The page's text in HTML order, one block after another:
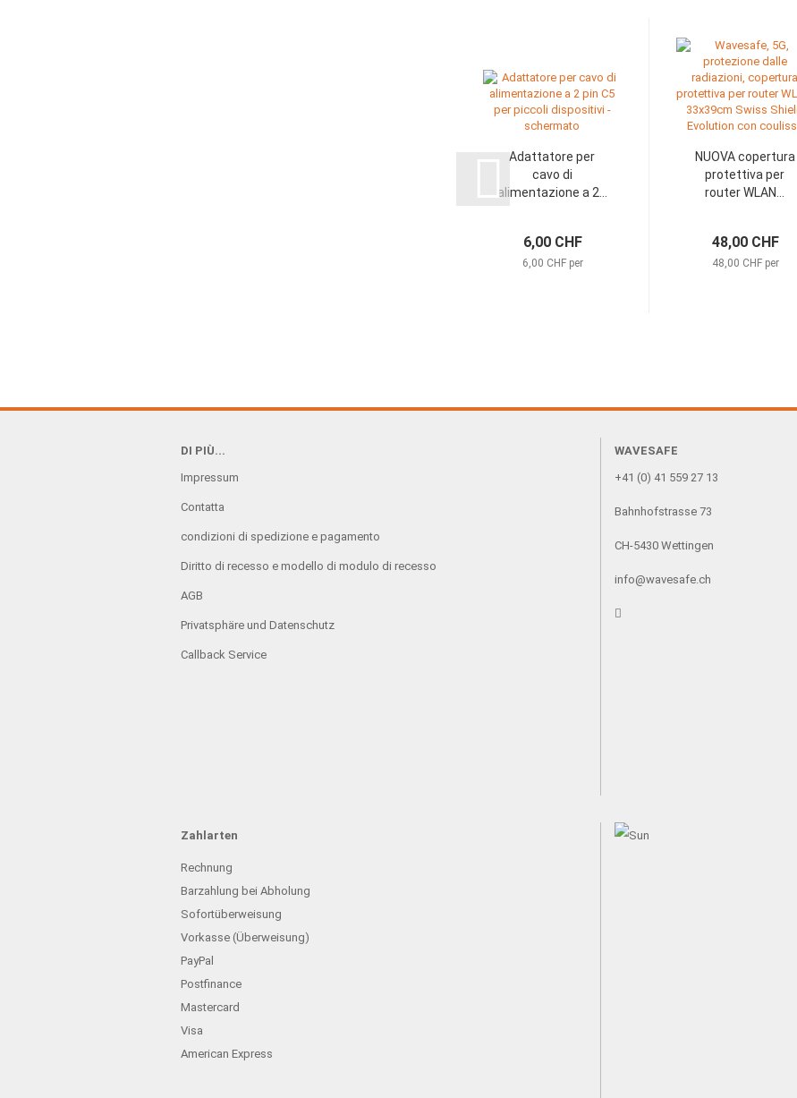
Adattatore per
cavo di
alimentazione a 2...
6,00 CHF
6,00 CHF per
NUOVA copertura
protettiva per
router WLAN...
48,00 CHF
48,00 CHF per
DI PIÙ...
Impressum
Contatta
condizioni di spedizione e pagamento
Diritto di recesso e modello di modulo di recesso
AGB
Privatsphäre und Datenschutz
Callback Service
WAVESAFE
+41 (0) 41 559 27 13
Bahnhofstrasse 73
CH-5430 Wettingen
info@wavesafe.ch
Zahlarten
Rechnung
Barzahlung bei Abholung
Sofortüberweisung
Vorkasse (Überweisung)
PayPal
Postfinance
Mastercard
Visa
American Express